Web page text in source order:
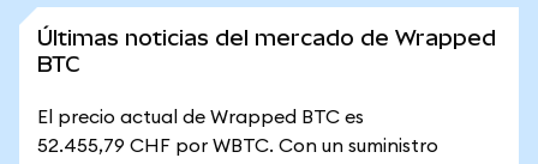
Últimas noticias del mercado de Wrapped
BTC
El precio actual de Wrapped BTC es
52.455,79 CHF por WBTC. Con un suministro